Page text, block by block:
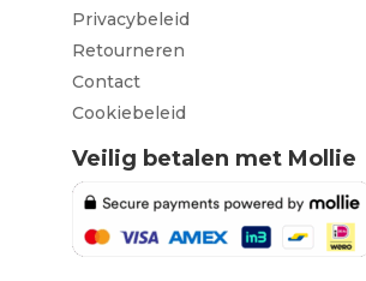
Privacybeleid
Retourneren
Contact
Cookiebeleid
Veilig betalen met Mollie